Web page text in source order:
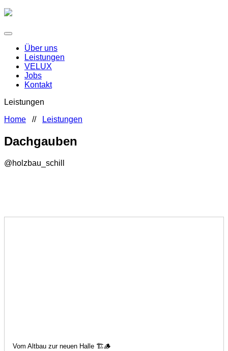
Über uns
Leistungen
VELUX
Jobs
Kontakt
Leistungen
Home // Leistungen
Dachgauben
@holzbau_schill
Vom Altbau zur neuen Halle 🏗️🪵